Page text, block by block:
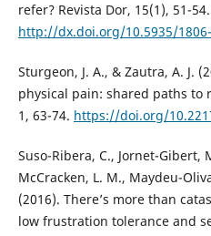
refer? Revista Dor, 15(1), 51-54.
http://dx.doi.org/10.5935/
Sturgeon, J. A., & Zautra, A. J.
physical pain: shared paths to
1, 63-74. https://doi.org/
Suso-Ribera, C., Jornet-Gibert,
McCracken, L. M., Maydeu-
(2016). There’s more than
low frustration tolerance and